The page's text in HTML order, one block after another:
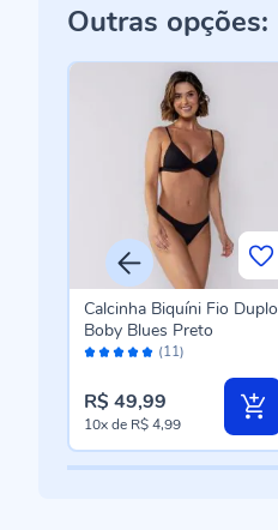
Outras opções:
Avaliação: (11)
Calcinha Biquíni Fio Duplo
Boby Blues Preto
R$ 49,99
10xde R$ 4,99